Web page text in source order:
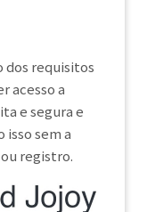
dos requisitos
acesso a
e segura e
sem a
registro.